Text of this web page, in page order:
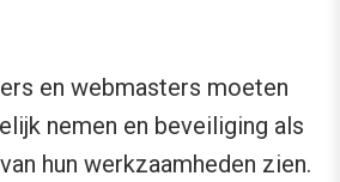
en webmasters moeten
nemen en beveiliging als
hun werkzaamheden zien.